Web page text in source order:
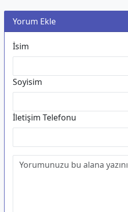
Yorum Ekle
İsim
Soyisim
İletişim Telefonu